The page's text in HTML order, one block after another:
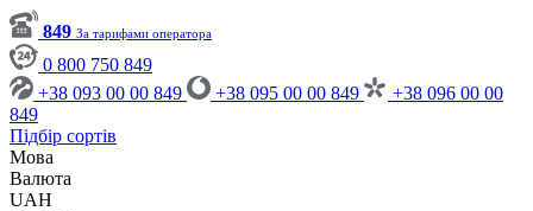
849 За тарифами оператора
0 800 750 849
+38 093 00 00 849
+38 095 00 00 849
+38 096 00 00
849
Підбір сортів
Мова
Валюта
UAH